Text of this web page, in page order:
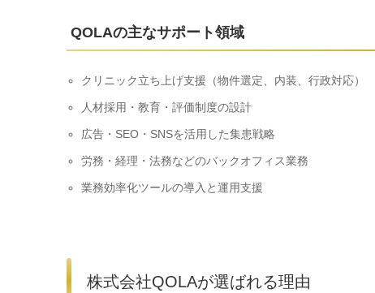
QOLAの主なサポート領域
クリニック立ち上げ支援（物件選定、内装、行政対応）
人材採用・教育・評価制度の設計
広告・SEO・SNSを活用した集患戦略
労務・経理・法務などのバックオフィス業務
業務効率化ツールの導入と運用支援
株式会社QOLAが選ばれる理由